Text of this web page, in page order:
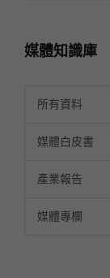
所有資料
媒體白皮書
產業報告